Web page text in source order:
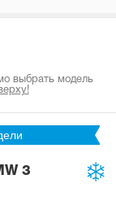
выбрать модель
3